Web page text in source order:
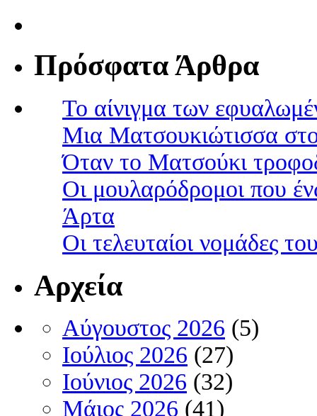
Πρόσφατα Άρθρα
Το αίνιγμα των
Μια Ματσουκιώτισσα
Όταν το Ματσούκι
Οι μουλαρόδρομοι που
Άρτα
Οι τελευταίοι νομάδες
Αρχεία
Αύγουστος 2026 (5)
Ιούλιος 2026 (27)
Ιούνιος 2026 (32)
Μάιος 2026 (41)